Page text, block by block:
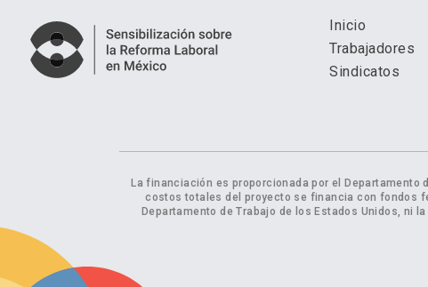
Inicio
Trabajadores
Sindicatos
La financiación es proporcionada por el Departamento
costos totales del proyecto se financia con fondos
Departamento de Trabajo de los Estados Unidos, ni